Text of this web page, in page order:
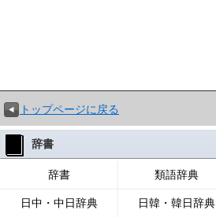
トップページに戻る
辞書
辞書 類語辞典
日中・中日辞典 日韓・韓日辞典